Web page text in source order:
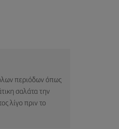
περιόδων όπως
σαλάτα την
λίγο πριν το